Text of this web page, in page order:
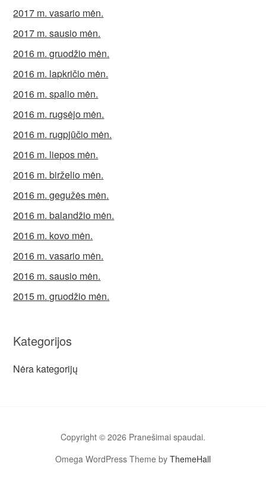
2017 m. vasario mėn.
2017 m. sausio mėn.
2016 m. gruodžio mėn.
2016 m. lapkričio mėn.
2016 m. spalio mėn.
2016 m. rugsėjo mėn.
2016 m. rugpjūčio mėn.
2016 m. liepos mėn.
2016 m. birželio mėn.
2016 m. gegužės mėn.
2016 m. balandžio mėn.
2016 m. kovo mėn.
2016 m. vasario mėn.
2016 m. sausio mėn.
2015 m. gruodžio mėn.
Kategorijos
Nėra kategorijų
Copyright © 2026 Pranešimai spaudai.
Omega WordPress Theme by ThemeHall